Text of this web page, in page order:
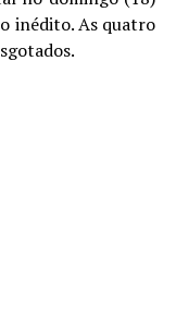
inédito. As quatro